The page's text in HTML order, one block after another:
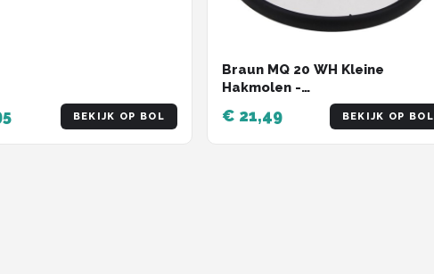
BEKIJK OP BOL
Braun MQ 20 WH Kleine
Hakmolen -
Staafmixeraccessoire - Zwart
€ 21,49 BEKIJK OP BOL